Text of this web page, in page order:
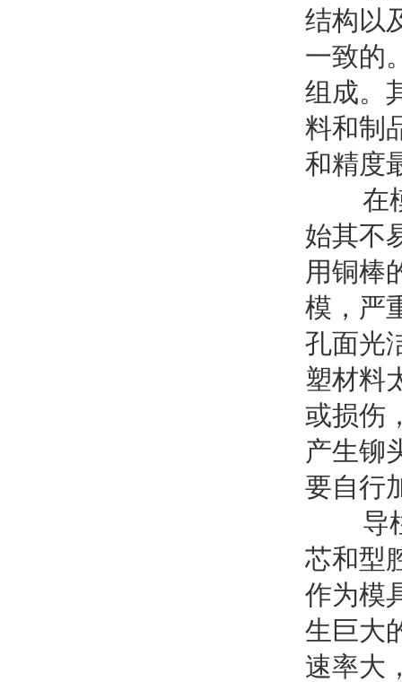
结构以
一致的
组成。
料和制
和精度
在模
始其不
用铜棒
模，严
孔面光
塑材料
或损伤
产生铆
要自行
导柱
芯和型
作为模
生巨大
速率大